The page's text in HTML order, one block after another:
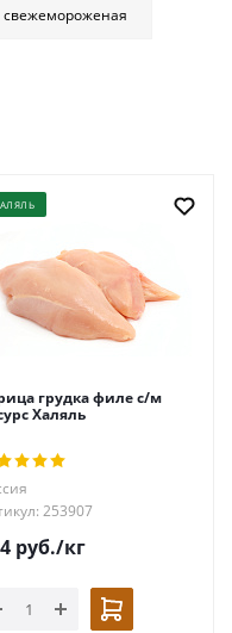
грудка филе с/м
Халяль
253907
руб./кг